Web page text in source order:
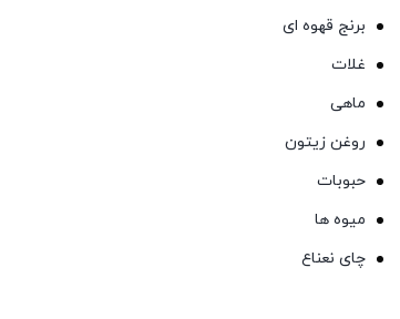
برنج قهوه ای
غلات
ماهی
روغن زیتون
حبوبات
میوه ها
چای نعناع